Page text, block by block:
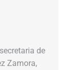
de
Zamora,